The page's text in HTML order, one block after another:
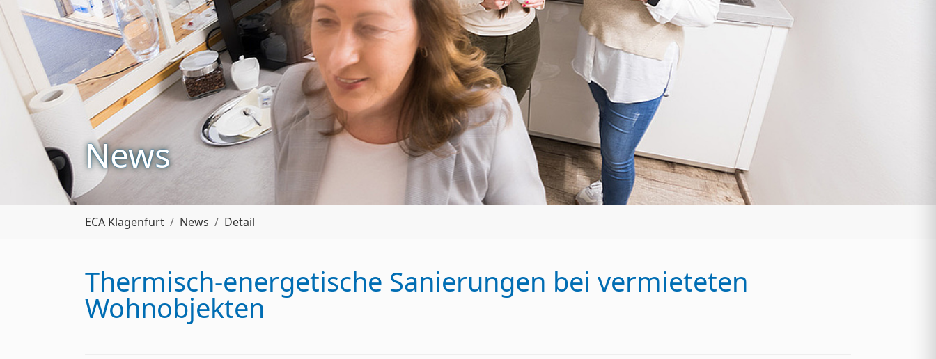
News
ECA Klagenfurt News Detail
Thermisch-energetische Sanierungen bei vermieteten
Wohnobjekten